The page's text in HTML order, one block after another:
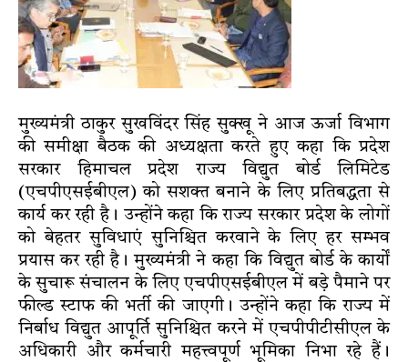
मुख्यमंत्री ठाकुर सुखविंदर सिंह सुक्खू ने आज ऊर्जा विभाग
की समीक्षा बैठक की अध्यक्षता करते हुए कहा कि प्रदेश
सरकार हिमाचल प्रदेश राज्य विद्युत बोर्ड लिमिटेड
(एचपीएसईबीएल) को सशक्त बनाने के लिए प्रतिबद्धता से
कार्य कर रही है। उन्होंने कहा कि राज्य सरकार प्रदेश के लोगों
को बेहतर सुविधाएं सुनिश्चित करवाने के लिए हर सम्भव
प्रयास कर रही है। मुख्यमंत्री ने कहा कि विद्युत बोर्ड के कार्यों
के सुचारू संचालन के लिए एचपीएसईबीएल में बड़े पैमाने पर
फील्ड स्टाफ की भर्ती की जाएगी। उन्होंने कहा कि राज्य में
निर्बाध विद्युत आपूर्ति सुनिश्चित करने में एचपीपीटीसीएल के
अधिकारी और कर्मचारी महत्त्वपूर्ण भूमिका निभा रहे हैं।